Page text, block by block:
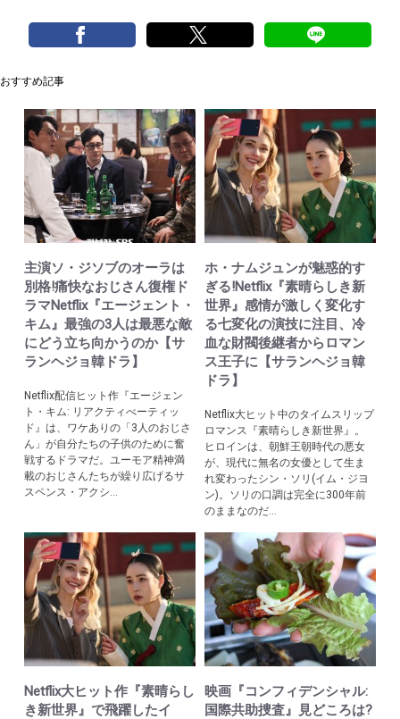
おすすめ記事
主演ソ・ジソブのオーラは
別格!痛快なおじさん復権ド
ラマNetflix『エージェント・
キム』最強の3人は最悪な敵
にどう立ち向かうのか【サ
ランヘジョ韓ドラ】
Netflix配信ヒット作『エージェン
ト・キム: リアクティべーティッ
ド』は、ワケありの「3人のおじさ
ん」が自分たちの子供のために奮
戦するドラマだ。ユーモア精神満
載のおじさんたちが繰り広げるサ
スペンス・アクシ...
ホ・ナムジュンが魅惑的す
ぎる!Netflix『素晴らしき新
世界』感情が激しく変化す
る七変化の演技に注目、冷
血な財閥後継者からロマン
ス王子に【サランヘジョ韓
ドラ】
Netflix大ヒット中のタイムスリップ
ロマンス『素晴らしき新世界』。
ヒロインは、朝鮮王朝時代の悪女
が、現代に無名の女優として生ま
れ変わったシン・ソリ(イム・ジヨ
ン)。ソリの口調は完全に300年前
のままなのだ...
Netflix大ヒット作『素晴らし
き新世界』で飛躍したイ
映画『コンフィデンシャル:
国際共助捜査』見どころは?